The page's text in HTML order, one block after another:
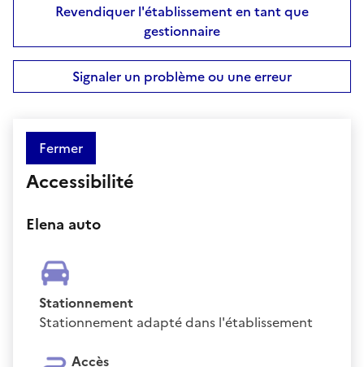
Revendiquer l'établissement en tant que
gestionnaire
Signaler un problème ou une erreur
Fermer
Accessibilité
Elena auto
Stationnement
Stationnement adapté dans l'établissement
Accès